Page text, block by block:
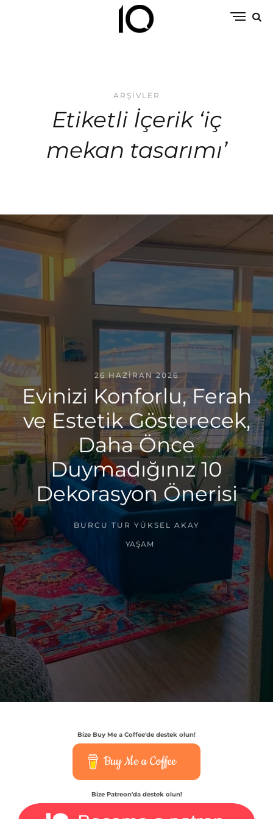
ARŞIVLER
Etiketli İçerik ‘iç
mekan tasarımı’
26 HAZIRAN 2026
Evinizi Konforlu, Ferah
ve Estetik Gösterecek,
Daha Önce
Duymadığınız 10
Dekorasyon Önerisi
BURCU TUR YÜKSEL AKAY
YAŞAM
Bize Buy Me a Coffee'de destek olun!
Buy Me a Coffee
Bize Patreon'da destek olun!